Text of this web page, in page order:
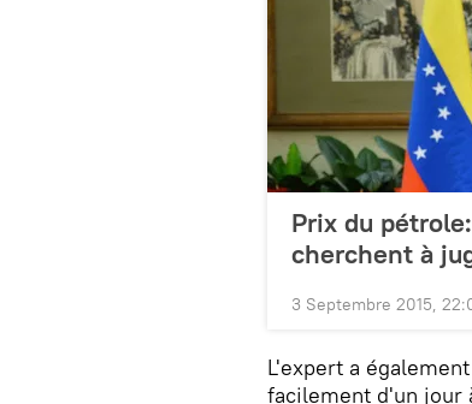
Prix du
cherchent à
3 Septembre 2015,
L'expert a
facilement d'un jour